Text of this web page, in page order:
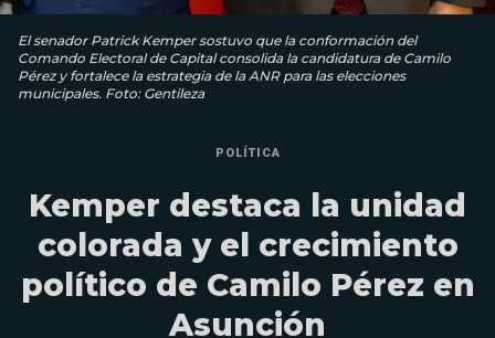
El senador Patrick Kemper sostuvo que la conformación del
Comando Electoral de Capital consolida la candidatura de Camilo
Pérez y fortalece la estrategia de la ANR para las elecciones
municipales. Foto: Gentileza
POLÍTICA
Kemper destaca la unidad
colorada y el crecimiento
político de Camilo Pérez en
Asunción